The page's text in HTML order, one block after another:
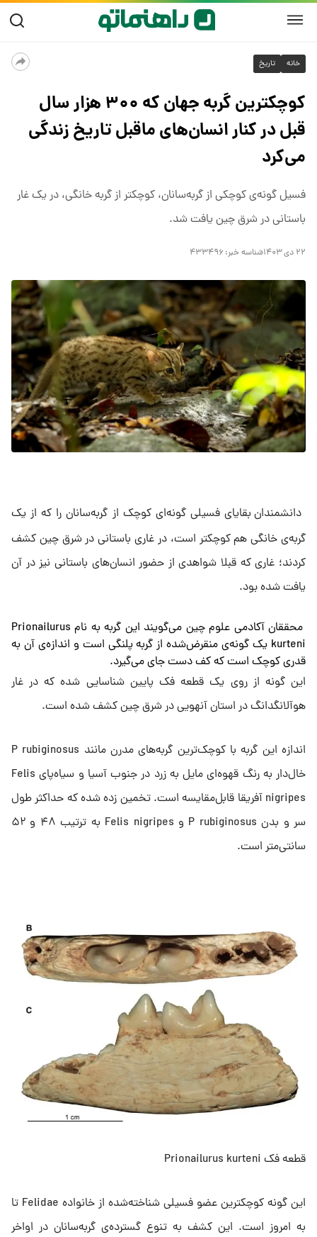
خانه تاریخ
کوچکترین گربه جهان که ۳۰۰ هزار سال
قبل در کنار انسان‌های ماقبل تاریخ زندگی
می‌کرد
فسیل گونه‌ی کوچکی از گربه‌سانان، کوچکتر از گربه خانگی، در یک غار
باستانی در شرق چین یافت شد.
۲۲ دی ۱۴۰۳ شناسه خبر: ۴۳۳۴۹۶
دانشمندان بقایای فسیلی گونه‌ای کوچک از گربه‌سانان را که از یک
گربه‌ی خانگی هم کوچکتر است، در غاری باستانی در شرق چین کشف
کردند؛ غاری که قبلا شواهدی از حضور انسان‌های باستانی نیز در آن
یافت شده بود.
محققان آکادمی علوم چین می‌گویند این گربه به نام Prionailurus
kurteni یک گونه‌ی منقرض‌شده از گربه پلنگی است و اندازه‌ی آن به
قدری کوچک است که کف دست جای می‌گیرد.
این گونه از روی یک قطعه فک پایین شناسایی شده که در غار
هوآلانگدانگ در استان آنهویی در شرق چین کشف شده است.
اندازه این گربه با کوچک‌ترین گربه‌های مدرن مانند P rubiginosus
خال‌دار به رنگ قهوه‌ای مایل به زرد در جنوب آسیا و سیاه‌پای Felis
nigripes آفریقا قابل‌مقایسه است. تخمین زده شده که حداکثر طول
سر و بدن P rubiginosus و Felis nigripes به ترتیب ۴۸ و ۵۲
سانتی‌متر است.
قطعه فک Prionailurus kurteni
این گونه کوچکترین عضو فسیلی شناخته‌شده از خانواده Felidae تا
به امروز است. این کشف به تنوع گسترده‌ی گربه‌سانان در اواخر